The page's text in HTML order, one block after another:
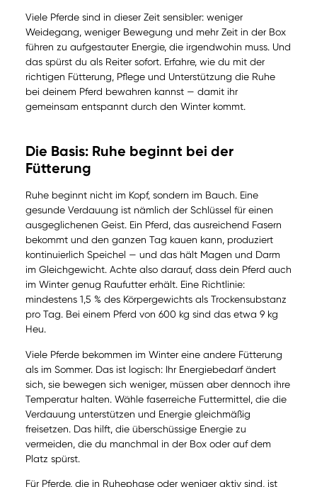
Viele Pferde sind in dieser Zeit sensibler: weniger
Weidegang, weniger Bewegung und mehr Zeit in der Box
führen zu aufgestauter Energie, die irgendwohin muss. Und
das spürst du als Reiter sofort. Erfahre, wie du mit der
richtigen Fütterung, Pflege und Unterstützung die Ruhe
bei deinem Pferd bewahren kannst — damit ihr
gemeinsam entspannt durch den Winter kommt.
Die Basis: Ruhe beginnt bei der
Fütterung
Ruhe beginnt nicht im Kopf, sondern im Bauch. Eine
gesunde Verdauung ist nämlich der Schlüssel für einen
ausgeglichenen Geist. Ein Pferd, das ausreichend Fasern
bekommt und den ganzen Tag kauen kann, produziert
kontinuierlich Speichel — und das hält Magen und Darm
im Gleichgewicht. Achte also darauf, dass dein Pferd auch
im Winter genug Raufutter erhält. Eine Richtlinie:
mindestens 1,5 % des Körpergewichts als Trockensubstanz
pro Tag. Bei einem Pferd von 600 kg sind das etwa 9 kg
Heu.
Viele Pferde bekommen im Winter eine andere Fütterung
als im Sommer. Das ist logisch: Ihr Energiebedarf ändert
sich, sie bewegen sich weniger, müssen aber dennoch ihre
Temperatur halten. Wähle faserreiche Futtermittel, die die
Verdauung unterstützen und Energie gleichmäßig
freisetzen. Das hilft, die überschüssige Energie zu
vermeiden, die du manchmal in der Box oder auf dem
Platz spürst.
Für Pferde, die in Ruhephase oder weniger aktiv sind, ist